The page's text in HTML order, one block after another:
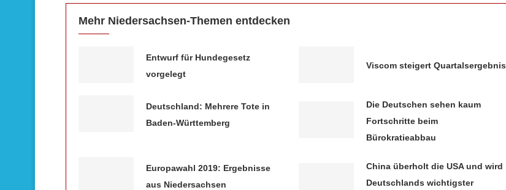
Mehr Niedersachsen-Themen entdecken
Entwurf für Hundegesetz
vorgelegt
Viscom steigert Quartalsergebnis
Deutschland: Mehrere Tote in
Baden-Württemberg
Die Deutschen sehen kaum
Fortschritte beim
Bürokratieabbau
Europawahl 2019: Ergebnisse
aus Niedersachsen
China überholt die USA und wird
Deutschlands wichtigster